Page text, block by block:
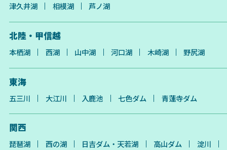
津久井湖
相模湖 芦ノ湖
北陸・甲信越
本栖湖 西湖 山中湖 河口湖 木崎湖 野尻湖
東海
五三川 大江川 入鹿池 七色ダム 青蓮寺ダム
関西
琵琶湖 西の湖 日吉ダム・天若湖 高山ダム
淀川